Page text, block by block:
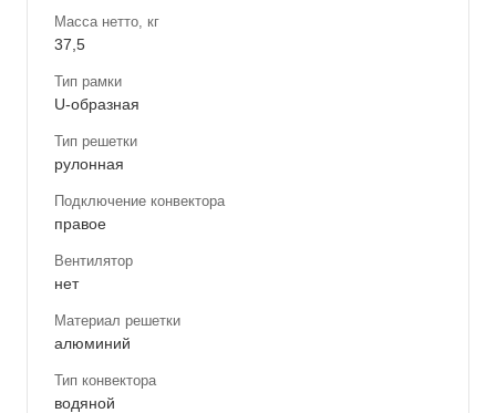
Масса нетто, кг
37,5
Тип рамки
U-образная
Тип решетки
рулонная
Подключение конвектора
правое
Вентилятор
нет
Материал решетки
алюминий
Тип конвектора
водяной